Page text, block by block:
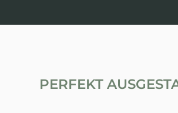
PERFEKT